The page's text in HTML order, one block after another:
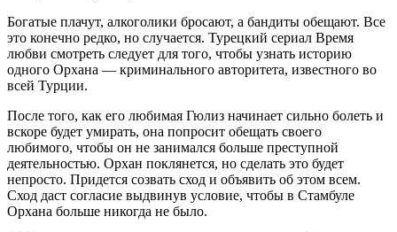
Богатые плачут, алкоголики бросают, а бандиты обещают. Все
это конечно редко, но случается. Турецкий сериал Время
любви смотреть следует для того, чтобы узнать историю
одного Орхана — криминального авторитета, известного во
всей Турции.
После того, как его любимая Гюлиз начинает сильно болеть и
вскоре будет умирать, она попросит обещать своего
любимого, чтобы он не занимался больше преступной
деятельностью. Орхан поклянется, но сделать это будет
непросто. Придется созвать сход и объявить об этом всем.
Сход даст согласие выдвинув условие, чтобы в Стамбуле
Орхана больше никогда не было.